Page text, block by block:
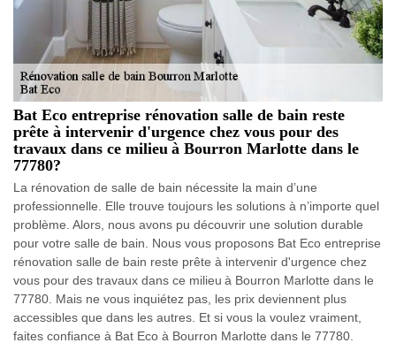
Bat Eco entreprise rénovation salle de bain reste
prête à intervenir d'urgence chez vous pour des
travaux dans ce milieu à Bourron Marlotte dans le
77780?
La rénovation de salle de bain nécessite la main d’une
professionnelle. Elle trouve toujours les solutions à n’importe quel
problème. Alors, nous avons pu découvrir une solution durable
pour votre salle de bain. Nous vous proposons Bat Eco entreprise
rénovation salle de bain reste prête à intervenir d'urgence chez
vous pour des travaux dans ce milieu à Bourron Marlotte dans le
77780. Mais ne vous inquiétez pas, les prix deviennent plus
accessibles que dans les autres. Et si vous la voulez vraiment,
faites confiance à Bat Eco à Bourron Marlotte dans le 77780.